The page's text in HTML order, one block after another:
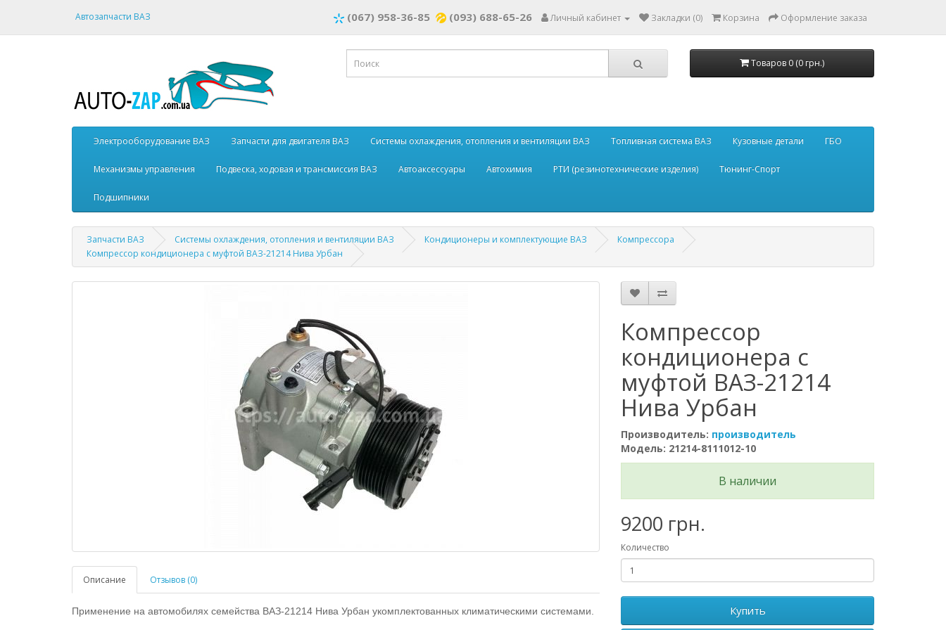
Автозапчасти ВАЗ (067) 958-36-85 (093) 688-65-26 Личный кабинет Закладки (0) Корзина Оформление заказа
Товаров 0 (0 грн.)
Электрооборудование ВАЗ Запчасти для двигателя ВАЗ Системы охлаждения, отопления и вентиляции ВАЗ Топливная система ВАЗ Кузовные детали ГБО
Механизмы управления Подвеска, ходовая и трансмиссия ВАЗ Автоаксессуары Автохимия РТИ (резинотехнические изделия) Тюнинг-Спорт
Подшипники
Запчасти ВАЗ Системы охлаждения, отопления и вентиляции ВАЗ Кондиционеры и комплектующие ВАЗ
Компрессора
Компрессор кондиционера с муфтой ВАЗ-21214 Нива Урбан
Описание Отзывов (0)
Применение на автомобилях семейства ВАЗ-21214 Нива Урбан укомплектованных климатическими системами.
Компрессор
кондиционера с
муфтой ВАЗ-21214
Нива Урбан
Производитель: производитель
Модель: 21214-8111012-10
В наличии
9200 грн.
Количество
Купить